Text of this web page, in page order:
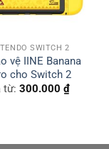
SWITCH 2
vệ IINE Banana
cho Switch 2
từ: 300.000 ₫